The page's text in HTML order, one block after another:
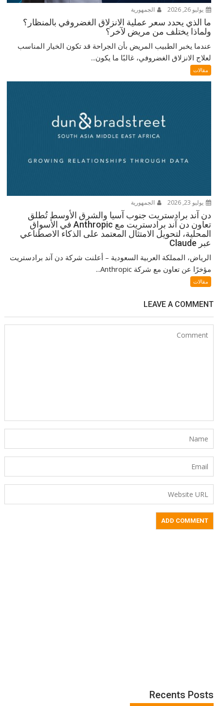
يوليو 26, 2026 الجمهورية
ما الذي يحدد سعر عملية الانزلاق الغضروفي بالمنظار؟
ولماذا يختلف من مريض لآخر؟
عندما يخبر الطبيب المريض بأن الجراحة قد تكون الخيار المناسب
لعلاج الانزلاق الغضروفي، غالبًا ما يكون...
مقالات
يوليو 23, 2026 الجمهورية
دن آند برادستريت جنوب آسيا والشرق الأوسط تُطلق
تعاون دن آند برادستريت مع Anthropic في الأسواق
المحلية، لتحويل الامتثال المعتمد على الذكاء الاصطناعي
عبر Claude
الرياض، المملكة العربية السعودية – أعلنت شركة دن آند برادستريت
مؤخرًا عن تعاون مع شركة Anthropic...
مقالات
LEAVE A COMMENT
Recents Posts